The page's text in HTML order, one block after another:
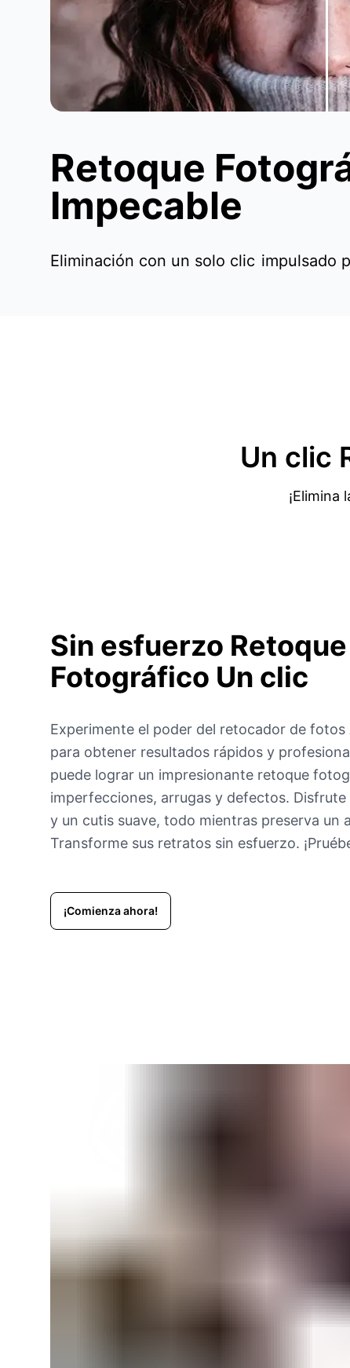
Retoque
Impecable
Eliminación con un solo clic impulsado
Un clic
¡Elimina
Sin esfuerzo Retoque
Fotográfico Un clic
Experimente el poder del retocador de fotos
para obtener resultados rápidos y
puede lograr un impresionante retoque
imperfecciones, arrugas y defectos.
y un cutis suave, todo mientras preserva un
Transforme sus retratos sin esfuerzo.
¡Comienza ahora!